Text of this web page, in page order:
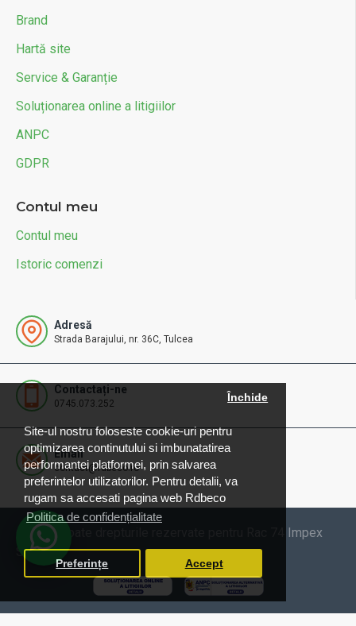
Site-ul nostru foloseste cookie-uri pentru
optimizarea continutului si imbunatatirea
performantei platformei, prin salvarea
preferintelor utilizatorilor. Pentru detalii, va
rugam sa accesati pagina web Rdbeco
Politica de confidențialitate
Închide
Preferințe Accept
Brand
Hartă site
Service & Garanție
Soluționarea online a litigiilor
ANPC
GDPR
Contul meu
Contul meu
Istoric comenzi
Adresă
Strada Barajului, nr. 36C, Tulcea
Contactați-ne
0745.073.252
Email
contact@rdbeco.ro
© 2025 Toate drepturile rezervate pentru Rac 74 Impex
SRL